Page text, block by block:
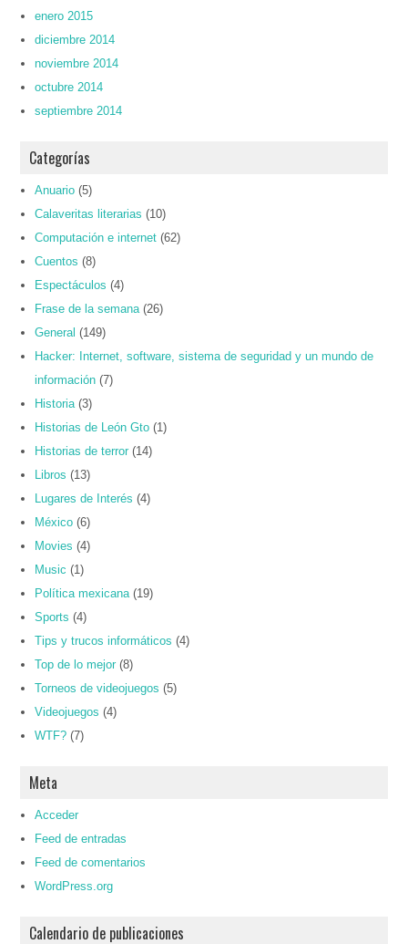
enero 2015
diciembre 2014
noviembre 2014
octubre 2014
septiembre 2014
Categorías
Anuario (5)
Calaveritas literarias (10)
Computación e internet (62)
Cuentos (8)
Espectáculos (4)
Frase de la semana (26)
General (149)
Hacker: Internet, software, sistema de seguridad y un mundo de
información (7)
Historia (3)
Historias de León Gto (1)
Historias de terror (14)
Libros (13)
Lugares de Interés (4)
México (6)
Movies (4)
Music (1)
Política mexicana (19)
Sports (4)
Tips y trucos informáticos (4)
Top de lo mejor (8)
Torneos de videojuegos (5)
Videojuegos (4)
WTF? (7)
Meta
Acceder
Feed de entradas
Feed de comentarios
WordPress.org
Calendario de publicaciones